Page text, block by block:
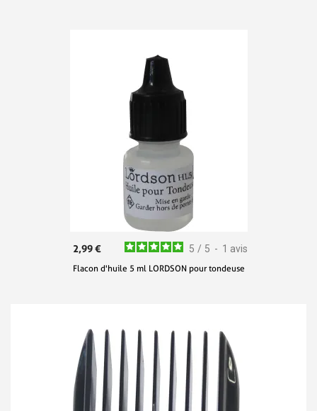
5 / 5 - 1 avis
2,99 €
Flacon d'huile 5 ml LORDSON pour tondeuse